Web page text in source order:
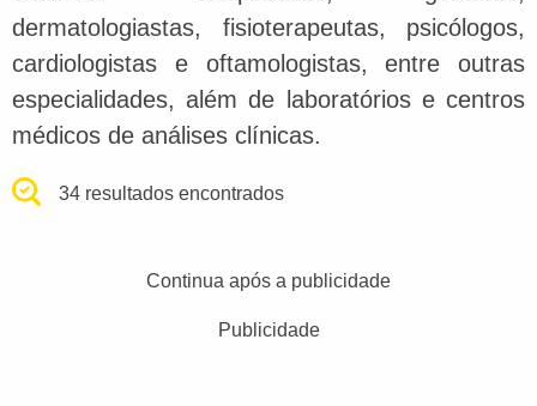
dermatologiastas, fisioterapeutas, psicólogos,
cardiologistas e oftamologistas, entre outras
especialidades, além de laboratórios e centros
médicos de análises clínicas.
34 resultados encontrados
Continua após a publicidade
Publicidade